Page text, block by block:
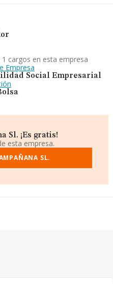
cargos en esta empresa
Empresa
Social Empresarial
Sl. ¡Es gratis!
esta empresa.
SL.